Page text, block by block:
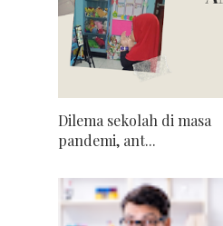
Dilema sekolah di masa
pandemi, ant...